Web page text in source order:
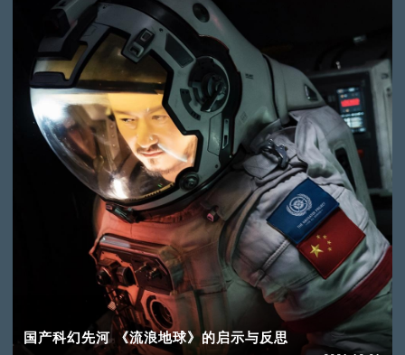
国产科幻先河 《流浪地球》的启示与反思